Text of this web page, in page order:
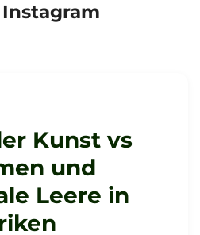
Instagram
Kunst vs
und
Leere in